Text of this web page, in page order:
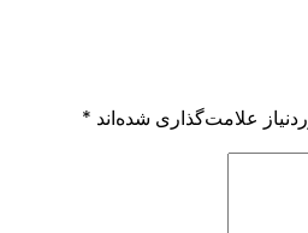
علامت‌گذاری شده‌اند *